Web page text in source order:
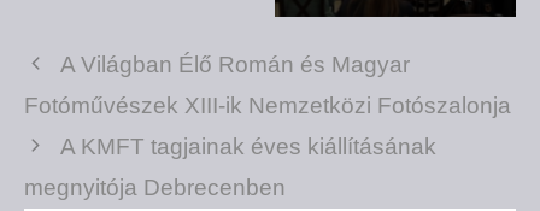
A Világban Élő Román és Magyar
Fotóművészek XIII-ik Nemzetközi Fotószalonja
A KMFT tagjainak éves kiállításának
megnyitója Debrecenben